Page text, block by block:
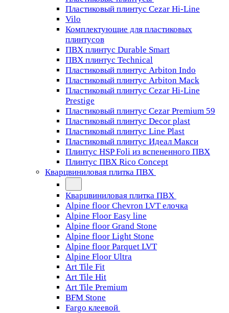
Пластиковый плинтус Cezar Hi-Line
Vilo
Комплектующие для пластиковых
плинтусов
ПВХ плинтус Durable Smart
ПВХ плинтус Technical
Пластиковый плинтус Arbiton Indo
Пластиковый плинтус Arbiton Mack
Пластиковый плинтус Cezar Hi-Line
Prestige
Пластиковый плинтус Cezar Premium 59
Пластиковый плинтус Decor plast
Пластиковый плинтус Line Plast
Пластиковый плинтус Идеал Макси
Плинтус HSP Foli из вспененного ПВХ
Плинтус ПВХ Rico Concept
Кварцвиниловая плитка ПВХ
Кварцвиниловая плитка ПВХ
Alpine floor Chevron LVT елочка
Alpine Floor Easy line
Alpine floor Grand Stone
Alpine floor Light Stone
Alpine floor Parquet LVT
Alpine Floor Ultra
Art Tile Fit
Art Tile Hit
Art Tile Premium
BFM Stone
Fargo клеевой